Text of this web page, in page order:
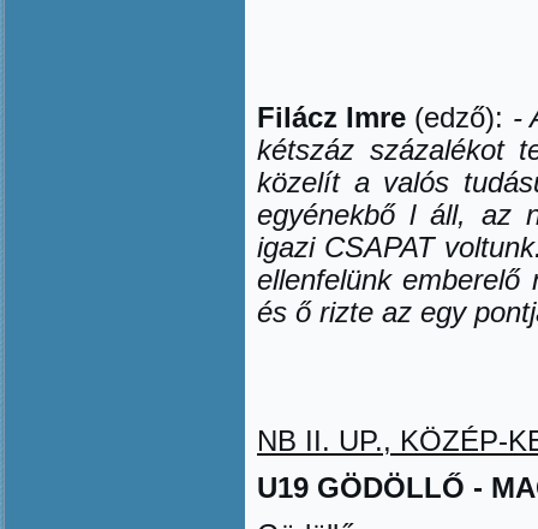
Filácz Imre (edző): -
kétszáz százalékot
közelít a valós
egyénekbő l áll, az
igazi CSAPAT
ellenfelünk emberelő
és ő rizte az egy
NB II. UP., KÖZÉP-
U19 GÖDÖLLŐ -